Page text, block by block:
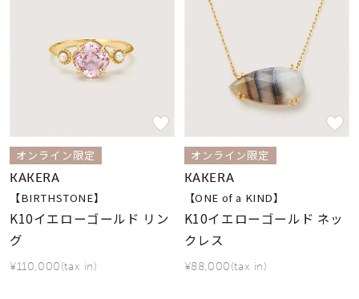
オンライン限定
KAKERA
【BIRTHSTONE】
K10イエローゴールド リン
グ
¥110,000(tax in)
オンライン限定
KAKERA
【ONE of a KIND】
K10イエローゴールド ネッ
クレス
¥88,000(tax in)